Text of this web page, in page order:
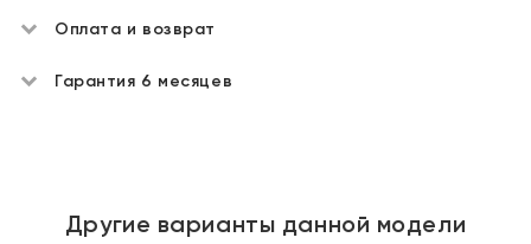
Оплата и возврат
Гарантия 6 месяцев
Другие варианты данной модели